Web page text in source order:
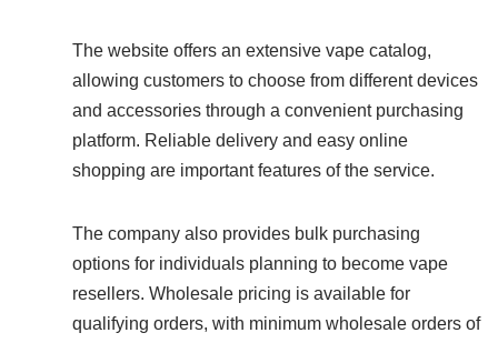
The website offers an extensive vape catalog,
allowing customers to choose from different devices
and accessories through a convenient purchasing
platform. Reliable delivery and easy online
shopping are important features of the service.
The company also provides bulk purchasing
options for individuals planning to become vape
resellers. Wholesale pricing is available for
qualifying orders, with minimum wholesale orders of